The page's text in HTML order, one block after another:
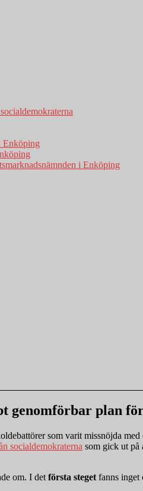
Enköping
i Enköping
genomförbar plan
som varit missnöjda
socialdemokraterna som gick ut på
om. I det första steget fanns inget